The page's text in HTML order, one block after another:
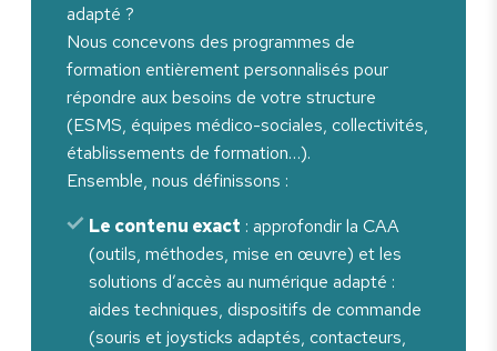
adapté ?
Nous concevons des programmes de
formation entièrement personnalisés pour
répondre aux besoins de votre structure
(ESMS, équipes médico-sociales, collectivités,
établissements de formation…).
Ensemble, nous définissons :
Le contenu exact : approfondir la CAA
(outils, méthodes, mise en œuvre) et les
solutions d’accès au numérique adapté :
aides techniques, dispositifs de commande
(souris et joysticks adaptés, contacteurs,